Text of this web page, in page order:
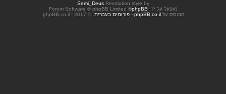
Revolution style by
Semi_Deus
מופעל על ידי phpBB
® Forum Software © phpBB Limited
מבוסס על phpBB.co.il - פורומים בעברית . © 2017 - phpBB.co.il.